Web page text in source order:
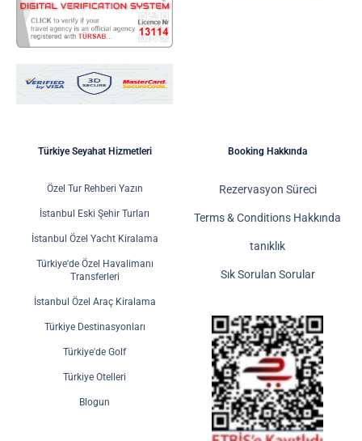
Türkiye Seyahat Hizmetleri
Özel Tur Rehberi Yazın
İstanbul Eski Şehir Turları
İstanbul Özel Yacht Kiralama
Türkiye'de Özel Havalimanı
Transferleri
İstanbul Özel Araç Kiralama
Türkiye Destinasyonları
Türkiye'de Golf
Türkiye Otelleri
Blogun
Booking Hakkında
Rezervasyon Süreci
Terms & Conditions Hakkında
tanıklık
Sık Sorulan Sorular